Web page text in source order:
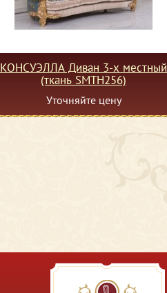
КОНСУЭЛЛА Диван 3-х местный
(ткань SMTH256)
Уточняйте цену